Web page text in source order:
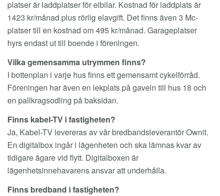
platser är laddplatser för elbilar. Kostnad för laddplats är
1423 kr/månad plus rörlig elavgift. Det finns även 3 Mc-
platser till en kostnad om 495 kr/månad. Garageplatser
hyrs endast ut till boende i föreningen.
Vilka gemensamma utrymmen finns?
I bottenplan i varje hus finns ett gemensamt cykelförråd.
Föreningen har även en lekplats på gaveln till hus 18 och
en pallkragsodling på baksidan.
Finns kabel-TV i fastigheten?
Ja, Kabel-TV levereras av vår bredbandsleverantör Ownit.
En digitalbox ingår i lägenheten och ska lämnas kvar av
tidigare ägare vid flytt. Digitalboxen är
lägenhetsinnehavarens ansvar att underhålla.
Finns bredband i fastigheten?